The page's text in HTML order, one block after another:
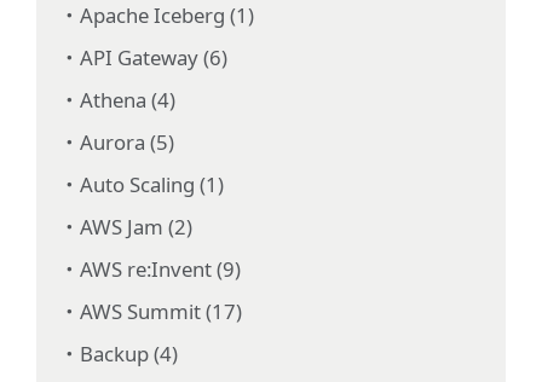
Apache Iceberg (1)
API Gateway (6)
Athena (4)
Aurora (5)
Auto Scaling (1)
AWS Jam (2)
AWS re:Invent (9)
AWS Summit (17)
Backup (4)